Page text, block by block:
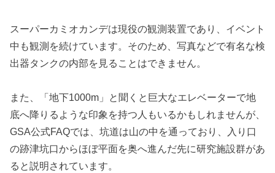
スーパーカミオカンデは現役の観測装置であり、イベント
中も観測を続けています。そのため、写真などで有名な検
出器タンクの内部を見ることはできません。
また、「地下1000m」と聞くと巨大なエレベーターで地
底へ降りるような印象を持つ人もいるかもしれませんが、
GSA公式FAQでは、坑道は山の中を通っており、入り口
の跡津坑口からほぼ平面を奥へ進んだ先に研究施設群があ
ると説明されています。